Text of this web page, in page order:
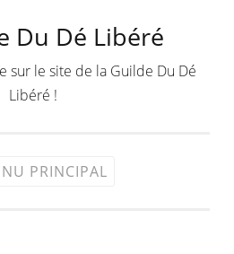
Du Dé Libéré
sur le site de la Guilde Du Dé
Libéré !
PRINCIPAL